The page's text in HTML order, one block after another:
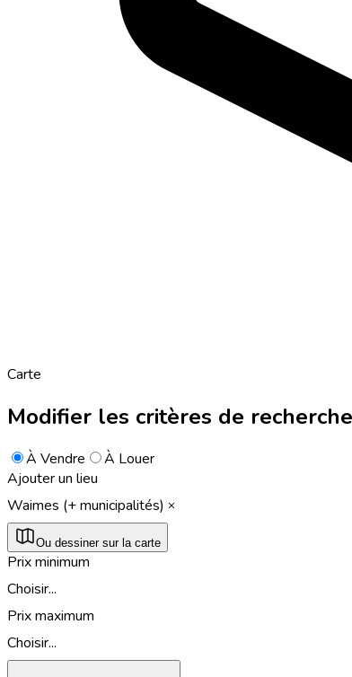
Carte
Modifier les critères de recherche
À Vendre
À Louer
Ajouter un lieu
Waimes (+ municipalités)
Ou dessiner sur la carte
Prix minimum
Choisir...
Prix maximum
Choisir...